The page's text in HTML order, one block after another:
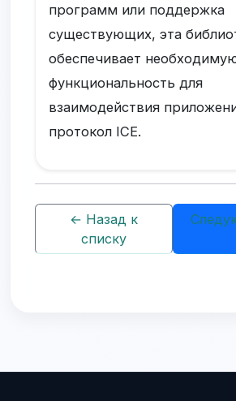
программ или поддержка
существующих, эта
обеспечивает
функциональность для
взаимодействия
протокол ICE.
← Назад к
списку